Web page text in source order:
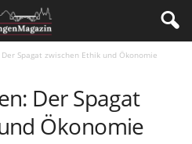
Spagat zwischen Ethik und Ökonomie
Der Spagat
Ökonomie